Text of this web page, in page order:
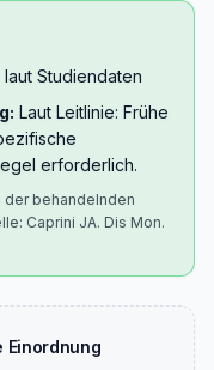
Studiendaten
Laut Leitlinie: Frühe
erforderlich.
der behandelnden
Caprini JA. Dis Mon.
Einordnung